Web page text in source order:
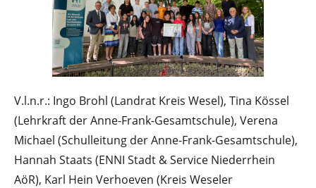
V.l.n.r.: Ingo Brohl (Landrat Kreis Wesel), Tina Kössel
(Lehrkraft der Anne-Frank-Gesamtschule), Verena
Michael (Schulleitung der Anne-Frank-Gesamtschule),
Hannah Staats (ENNI Stadt & Service Niederrhein
AöR), Karl Hein Verhoeven (Kreis Weseler